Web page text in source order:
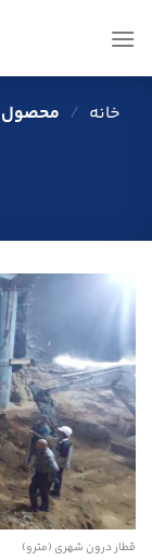
خانه / محصول
قطار درون شهری (مترو)